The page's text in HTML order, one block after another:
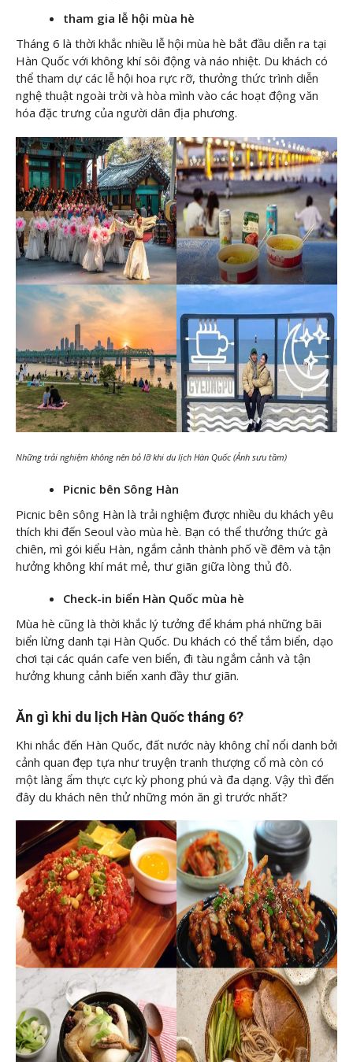
tham gia lễ hội mùa hè
Tháng 6 là thời khắc nhiều lễ hội mùa hè bắt đầu diễn ra tại
Hàn Quốc với không khí sôi động và náo nhiệt. Du khách có
thể tham dự các lễ hội hoa rực rỡ, thưởng thức trình diễn
nghệ thuật ngoài trời và hòa mình vào các hoạt động văn
hóa đặc trưng của người dân địa phương.
Những trải nghiệm không nên bỏ lỡ khi du lịch Hàn Quốc (Ảnh sưu tầm)
Picnic bên Sông Hàn
Picnic bên sông Hàn là trải nghiệm được nhiều du khách yêu
thích khi đến Seoul vào mùa hè. Bạn có thể thưởng thức gà
chiên, mì gói kiểu Hàn, ngắm cảnh thành phố về đêm và tận
hưởng không khí mát mẻ, thư giãn giữa lòng thủ đô.
Check-in biển Hàn Quốc mùa hè
Mùa hè cũng là thời khắc lý tưởng để khám phá những bãi
biển lừng danh tại Hàn Quốc. Du khách có thể tắm biển, dạo
chơi tại các quán cafe ven biển, đi tàu ngắm cảnh và tận
hưởng khung cảnh biển xanh đầy thư giãn.
Ăn gì khi du lịch Hàn Quốc tháng 6?
Khi nhắc đến Hàn Quốc, đất nước này không chỉ nổi danh bởi
cảnh quan đẹp tựa như truyện tranh thượng cổ mà còn có
một làng ẩm thực cực kỳ phong phú và đa dạng. Vậy thì đến
đây du khách nên thử những món ăn gì trước nhất?